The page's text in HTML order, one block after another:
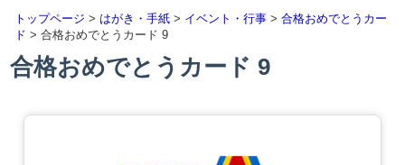
トップページ > はがき・手紙 > イベント・行事 > 合格おめでとうカー
ド > 合格おめでとうカード 9
合格おめでとうカード 9